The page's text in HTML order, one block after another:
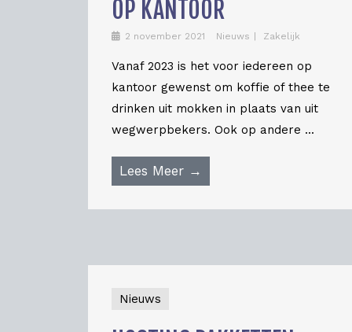
OP KANTOOR
2 november 2021 Nieuws Zakelijk
Vanaf 2023 is het voor iedereen op
kantoor gewenst om koffie of thee te
drinken uit mokken in plaats van uit
wegwerpbekers. Ook op andere ...
Lees Meer →
Nieuws